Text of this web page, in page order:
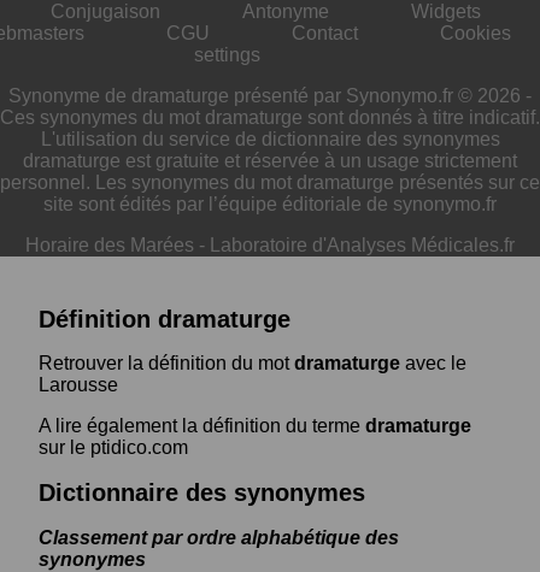
Conjugaison Antonyme
Widgets
CGU Contact
Cookies
settings
Synonyme de dramaturge présenté par Synonymo.fr © 2026 -
Ces synonymes du mot dramaturge sont donnés à titre indicatif.
L'utilisation du service de dictionnaire des synonymes
dramaturge est gratuite et réservée à un usage strictement
personnel. Les synonymes du mot dramaturge présentés sur ce
site sont édités par l’équipe éditoriale de synonymo.fr
Horaire des Marées - Laboratoire d'Analyses Médicales.fr
Définition dramaturge
Retrouver la définition du motdramaturge avec le
Larousse
A lire également la définition du terme dramaturge
sur le ptidico.com
Dictionnaire des synonymes
Classement par ordre alphabétique des
synonymes